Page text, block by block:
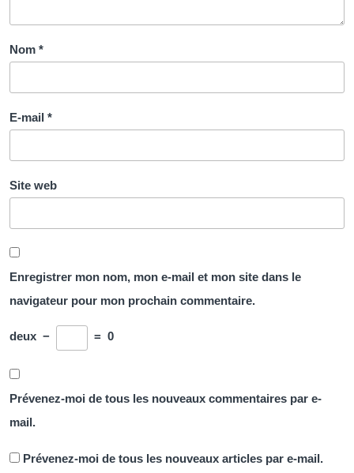
Nom *
E-mail *
Site web
Enregistrer mon nom, mon e-mail et mon site dans le
navigateur pour mon prochain commentaire.
deux − = 0
Prévenez-moi de tous les nouveaux commentaires par e-
mail.
Prévenez-moi de tous les nouveaux articles par e-mail.